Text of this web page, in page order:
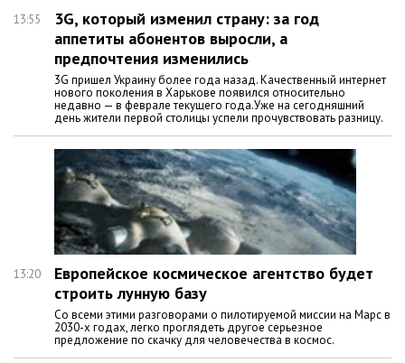
13:55
3G, который изменил страну: за год
аппетиты абонентов выросли, а
предпочтения изменились
3G пришел Украину более года назад. Качественный интернет
нового поколения в Харькове появился относительно
недавно — в феврале текущего года.Уже на сегодняшний
день жители первой столицы успели прочувствовать разницу.
13:20
Европейское космическое агентство будет
строить лунную базу
Со всеми этими разговорами о пилотируемой миссии на Марс в
2030-х годах, легко проглядеть другое серьезное
предложение по скачку для человечества в космос.